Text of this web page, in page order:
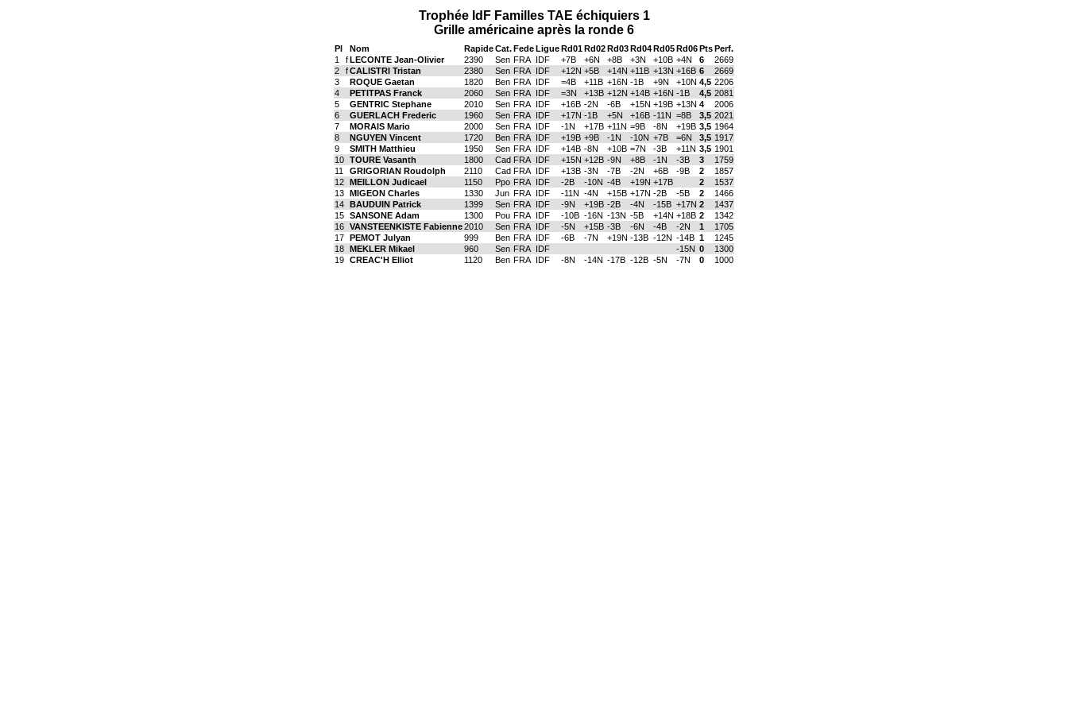
Trophée IdF Familles TAE échiquiers 1
Grille américaine après la ronde 6
Pl Nom RapideCat.FedeLigueRd01Rd02Rd03Rd04Rd05Rd06PtsPerf.
1
fLECONTE Jean-Olivier 2390 Sen FRA IDF +7B +6N +8B +3N +10B +4N 6
2669
2
fCALISTRI Tristan 2380 Sen FRA IDF +12N +5B +14N +11B +13N +16B 6
2669
3
ROQUE Gaetan 1820 Ben FRA IDF =4B +11B +16N -1B +9N +10N 4,5 2206
4
PETITPAS Franck 2060 Sen FRA IDF =3N +13B +12N +14B +16N -1B 4,5 2081
5
GENTRIC Stephane 2010 Sen FRA IDF +16B -2N -6B +15N +19B +13N 4
2006
6
GUERLACH Frederic 1960 Sen FRA IDF +17N -1B +5N +16B -11N =8B 3,5 2021
7
MORAIS Mario 2000 Sen FRA IDF -1N +17B +11N =9B -8N +19B 3,5 1964
8
NGUYEN Vincent 1720 Ben FRA IDF +19B +9B -1N -10N +7B =6N 3,5 1917
9
SMITH Matthieu 1950 Sen FRA IDF +14B -8N +10B =7N -3B +11N 3,5 1901
10 TOURE Vasanth 1800 Cad FRA IDF +15N +12B -9N +8B -1N -3B 3
1759
11
GRIGORIAN Roudolph 2110 Cad FRA IDF +13B -3N -7B -2N +6B -9B 2
1857
12 MEILLON Judicael 1150 Ppo FRA IDF -2B -10N -4B +19N +17B 2
1537
13 MIGEON Charles 1330 Jun FRA IDF -11N -4N +15B +17N -2B -5B 2
1466
14 BAUDUIN Patrick 1399 Sen FRA IDF -9N +19B -2B -4N -15B +17N 2
1437
15 SANSONE Adam 1300 Pou FRA IDF -10B -16N -13N -5B +14N +18B 2
1342
16 VANSTEENKISTE Fabienne2010 Sen FRA IDF -5N +15B -3B -6N -4B -2N 1
1705
17 PEMOT Julyan 999 Ben FRA IDF -6B -7N +19N -13B -12N -14B 1
1245
18 MEKLER Mikael 960 Sen FRA IDF -15N 0
1300
19 CREAC'H Elliot 1120 Ben FRA IDF -8N -14N -17B -12B -5N -7N 0 1000